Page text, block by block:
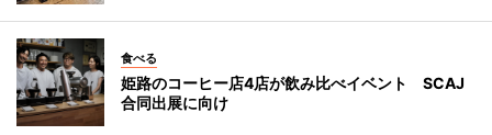
食べる
姫路のコーヒー店4店が飲み比べイベント SCAJ
合同出展に向け